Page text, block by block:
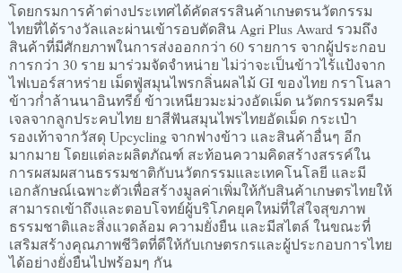
โดยกรมการค้าต่างประเทศได้คัดสรรสินค้าเกษตรนวัตกรรม
ไทยที่ได้รางวัลและผ่านเข้ารอบตัดสิน Agri Plus Award รวมถึง
สินค้าที่มีศักยภาพในการส่งออกกว่า 60 รายการ จากผู้ประกอบ
การกว่า 30 ราย มาร่วมจัดจำหน่าย ไม่ว่าจะเป็นข้าวไร้แป้งจาก
ไฟเบอร์สาหร่าย เม็ดฟู่สมุนไพรกลิ่นผลไม้ GI ของไทย กราโนลา
ข้าวก่ำล้านนาอินทรีย์ ข้าวเหนียวมะม่วงอัดเม็ด นวัตกรรมครีม
เจลจากลูกประคบไทย ยาสีฟันสมุนไพรไทยอัดเม็ด กระเป๋า
รองเท้าจากวัสดุ Upcycling จากฟางข้าว และสินค้าอื่นๆ อีก
มากมาย โดยแต่ละผลิตภัณฑ์ สะท้อนความคิดสร้างสรรค์ใน
การผสมผสานธรรมชาติกับนวัตกรรมและเทคโนโลยี และมี
เอกลักษณ์เฉพาะตัวเพื่อสร้างมูลค่าเพิ่มให้กับสินค้าเกษตรไทยให้
สามารถเข้าถึงและตอบโจทย์ผู้บริโภคยุคใหม่ที่ใส่ใจสุขภาพ
ธรรมชาติและสิ่งแวดล้อม ความยั่งยืน และมีสไตล์ ในขณะที่
เสริมสร้างคุณภาพชีวิตที่ดีให้กับเกษตรกรและผู้ประกอบการไทย
ได้อย่างยั่งยืนไปพร้อมๆ กัน